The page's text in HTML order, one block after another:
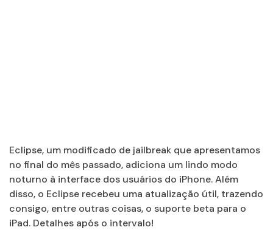
Eclipse, um modificado de jailbreak que apresentamos
no final do mês passado, adiciona um lindo modo
noturno à interface dos usuários do iPhone. Além
disso, o Eclipse recebeu uma atualização útil, trazendo
consigo, entre outras coisas, o suporte beta para o
iPad. Detalhes após o intervalo!